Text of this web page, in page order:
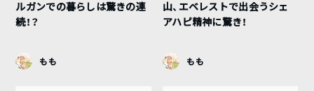
ルガンでの暮らしは驚きの連
続！？
もも
山、エベレストで出会うシェ
アハピ精神に驚き！
もも